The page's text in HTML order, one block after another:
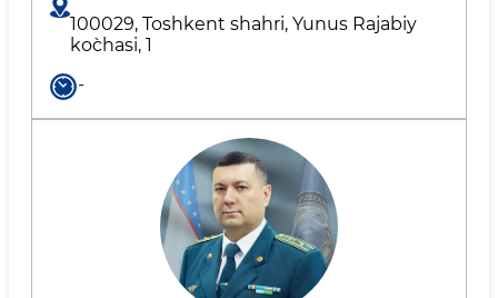
100029, Toshkent shahri, Yunus Rаjаbiy
ko`chаsi, 1
-